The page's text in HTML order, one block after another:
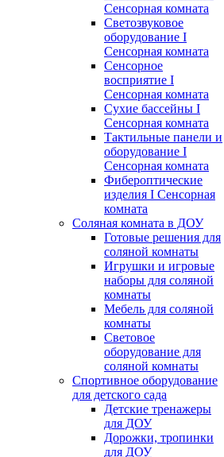
Сенсорная комната
Светозвуковое
оборудование I
Сенсорная комната
Сенсорное
восприятие I
Сенсорная комната
Сухие бассейны I
Сенсорная комната
Тактильные панели и
оборудование I
Сенсорная комната
Фибероптические
изделия I Сенсорная
комната
Соляная комната в ДОУ
Готовые решения для
соляной комнаты
Игрушки и игровые
наборы для соляной
комнаты
Мебель для соляной
комнаты
Световое
оборудование для
соляной комнаты
Спортивное оборудование
для детского сада
Детские тренажеры
для ДОУ
Дорожки, тропинки
для ДОУ